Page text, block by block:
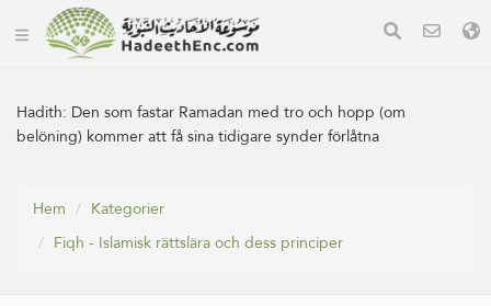
Hadith: Den som fastar Ramadan med tro och hopp (om
belöning) kommer att få sina tidigare synder förlåtna
Hem
Kategorier
Fiqh - Islamisk rättslära och dess principer